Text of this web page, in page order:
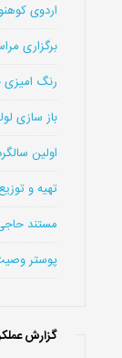
اردوی
برگزاری
رنگ امیزی
باز سازی
اولین
تهیه و
مستند
پوستر
گزارش